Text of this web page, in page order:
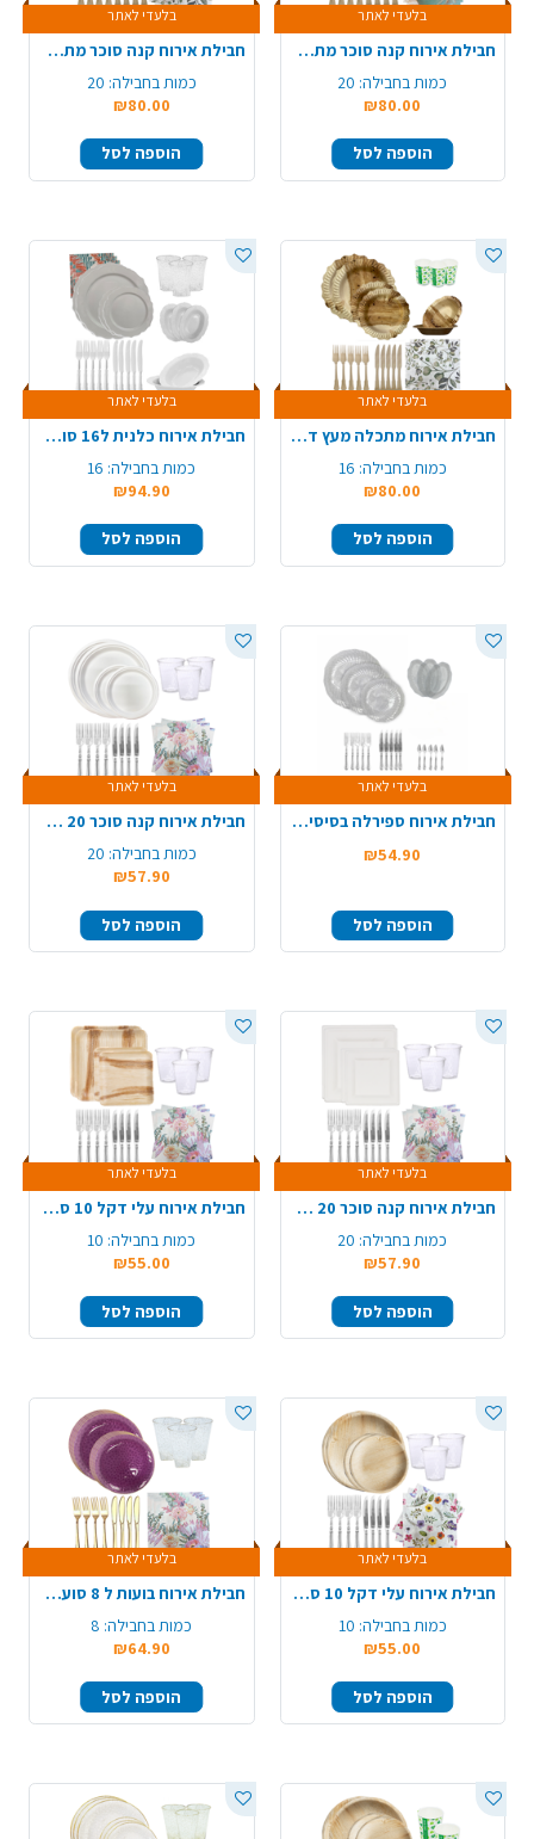
בלעדי לאתר
חבילת אירוח קנה סוכר מתכלה 20 סועדים - מרובע
כמות בחבילה: 20
₪80.00
הוספה לסל
בלעדי לאתר
חבילת אירוח קנה סוכר מתכלה 25 סועדים - עגול
כמות בחבילה: 20
₪80.00
הוספה לסל
בלעדי לאתר
חבילת אירוח מתכלה מעץ דגם פרח ל-16 סועדים
כמות בחבילה: 16
₪80.00
הוספה לסל
בלעדי לאתר
חבילת אירוח כלנית ל16 סועדים - לבן
כמות בחבילה: 16
₪94.90
הוספה לסל
בלעדי לאתר
חבילת אירוח ספירלה בסיסית 10 סועדים - שקוף
₪54.90
הוספה לסל
בלעדי לאתר
חבילת אירוח קנה סוכר 20 סועדים - עגול
כמות בחבילה: 20
₪57.90
הוספה לסל
בלעדי לאתר
חבילת אירוח קנה סוכר 20 סועדים - ריבוע
כמות בחבילה: 20
₪57.90
הוספה לסל
בלעדי לאתר
חבילת אירוח עלי דקל 10 סועדים - מרובע
כמות בחבילה: 10
₪55.00
הוספה לסל
בלעדי לאתר
חבילת אירוח עלי דקל 10 סועדים - עגול
כמות בחבילה: 10
₪55.00
הוספה לסל
בלעדי לאתר
חבילת אירוח בועות ל 8 סועדים - סגול
כמות בחבילה: 8
₪64.90
הוספה לסל